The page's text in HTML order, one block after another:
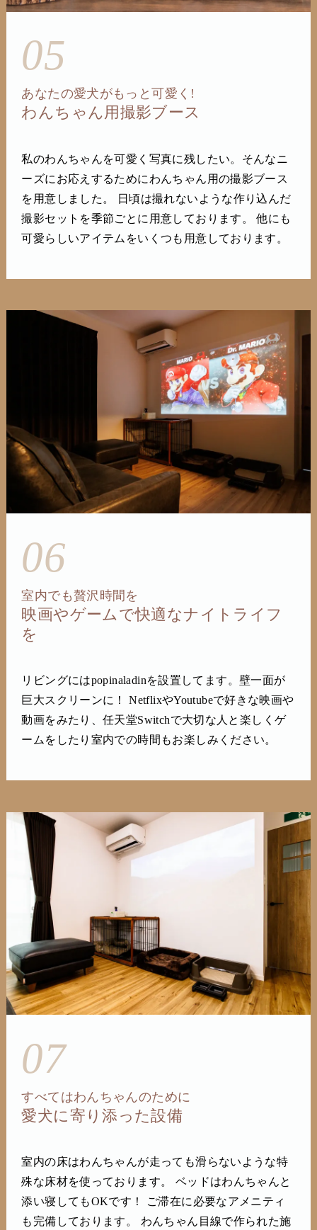
05
あなたの愛犬がもっと可愛く!
わんちゃん用撮影ブース
私のわんちゃんを可愛く写真に残したい。そんなニ
ーズにお応えするためにわんちゃん用の撮影ブース
を用意しました。 日頃は撮れないような作り込んだ
撮影セットを季節ごとに用意しております。 他にも
可愛らしいアイテムをいくつも用意しております。
06
室内でも贅沢時間を
映画やゲームで快適なナイトライフ
を
リビングにはpopinaladinを設置してます。壁一面が
巨大スクリーンに！ NetflixやYoutubeで好きな映画や
動画をみたり、任天堂Switchで大切な人と楽しくゲ
ームをしたり室内での時間もお楽しみください。
07
すべてはわんちゃんのために
愛犬に寄り添った設備
室内の床はわんちゃんが走っても滑らないような特
殊な床材を使っております。 ベッドはわんちゃんと
添い寝してもOKです！ ご滞在に必要なアメニティ
も完備しております。 わんちゃん目線で作られた施